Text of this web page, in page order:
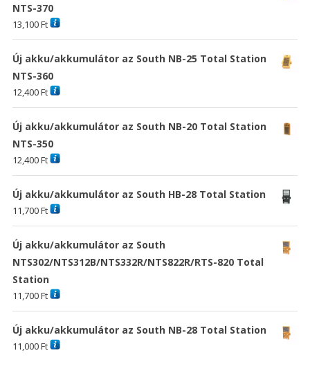
NTS-370
13,100Ft
Új akku/akkumulátor az South NB-25 Total Station
NTS-360
12,400Ft
Új akku/akkumulátor az South NB-20 Total Station
NTS-350
12,400Ft
Új akku/akkumulátor az South HB-28 Total Station
11,700Ft
Új akku/akkumulátor az South
NTS302/NTS312B/NTS332R/NTS822R/RTS-820 Total
Station
11,700Ft
Új akku/akkumulátor az South NB-28 Total Station
11,000Ft